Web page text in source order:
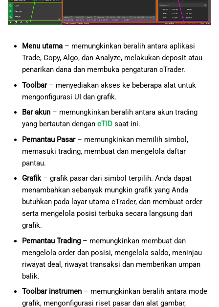
Menu utama– memungkinkan beralih antara aplikasi
Trade, Copy, Algo, dan Analyze, melakukan deposit atau
penarikan dana dan membuka pengaturan cTrader.
Toolbar– menyediakan akses ke beberapa alat untuk
mengonfigurasi UI dan grafik.
Bar akun– memungkinkan beralih antara akun trading
yang bertautan dengan cTIDsaat ini.
Pemantau Pasar– memungkinkan memilih simbol,
memasuki trading, membuat dan mengelola daftar
pantau.
Grafik– grafik pasar dari simbol terpilih. Anda dapat
menambahkan sebanyak mungkin grafik yang Anda
butuhkan pada layar utama cTrader, dan membuat order
serta mengelola posisi terbuka secara langsung dari
grafik.
Pemantau Trading– memungkinkan membuat dan
mengelola order dan posisi, mengelola saldo, meninjau
riwayat deal, riwayat transaksi dan memberikan umpan
balik.
Toolbar instrumen– memungkinkan beralih antara mode
grafik, mengonfigurasi riset pasar dan alat gambar,